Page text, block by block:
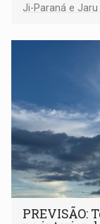
Ji-Paraná e
PREVISÃO: